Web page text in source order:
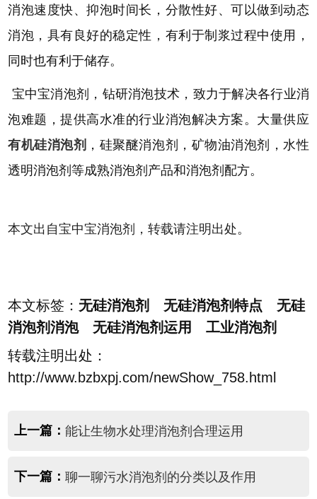
消泡速度快、抑泡时间长，分散性好、可以做到动态
消泡，具有良好的稳定性，有利于制浆过程中使用，
同时也有利于储存。
宝中宝消泡剂，钻研消泡技术，致力于解决各行业消
泡难题，提供高水准的行业消泡解决方案。大量供应
有机硅消泡剂 ，硅聚醚消泡剂，矿物油消泡剂，水性
透明消泡剂等成熟消泡剂产品和消泡剂配方。
本文出自宝中宝消泡剂，转载请注明出处。
本文标签： 无硅消泡剂 无硅消泡剂特点 无硅
消泡剂消泡 无硅消泡剂运用 工业消泡剂
转载注明出处：
http://www.bzbxpj.com/newShow_758.html
上一篇： 能让生物水处理消泡剂合理运用
下一篇： 聊一聊污水消泡剂的分类以及作用